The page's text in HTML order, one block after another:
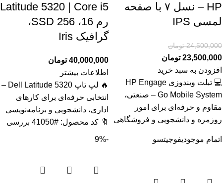
HP – نسل ۷ با صفحه
لمسی IPS
24,500,000 تومان
23,500,000 تومان
افزودن به سبد خرید
💻 تبلت ویندوزی HP Engage
Go Mobile System – صنعتی،
مقاوم و حرفه‌ای برای امور
روزمره و دانشجویی و فروشگاهی
Latitude 5320 | Core i5
رم 16، SSD 256،
گرافیک Iris
40,000,000 تومان
اطلاعات بیشتر
🔥 لپ تاپ Dell Latitude 5320 –
انتخابی حرفه‌ای برای کارهای
اداری، دانشجویی و برنامه‌نویسی
🔖 کد محصول: #41050 بررسی
اتمام موجودیفوجیتسو -9%